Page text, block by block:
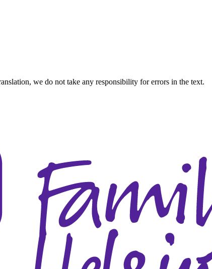
we do not take any responsibility for errors in the text.